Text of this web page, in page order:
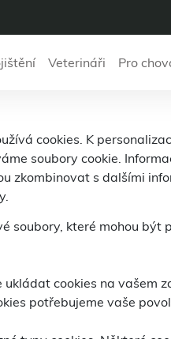
Veterináři Pro
cookies. K
soubory cookie.
zkombinovat s dalšími
soubory, které mohou
ukládat cookies na vašem
potřebujeme vaše